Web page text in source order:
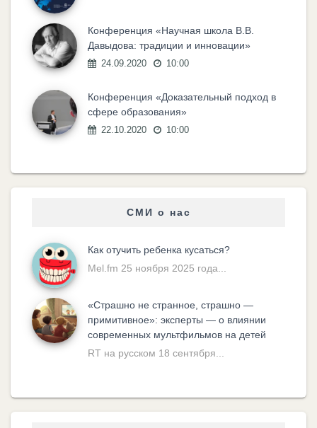
Конференция «Научная школа В.В.
Давыдова: традиции и инновации»
24.09.2020 10:00
Конференция «Доказательный подход в
сфере образования»
22.10.2020 10:00
СМИ о нас
Как отучить ребенка кусаться?
Mel.fm 25 ноября 2025 года...
«Cтрашно не странное, страшно —
примитивное»: эксперты — о влиянии
современных мультфильмов на детей
RT на русском 18 сентября...